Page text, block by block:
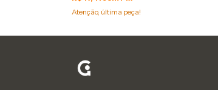
Atenção, última peça!